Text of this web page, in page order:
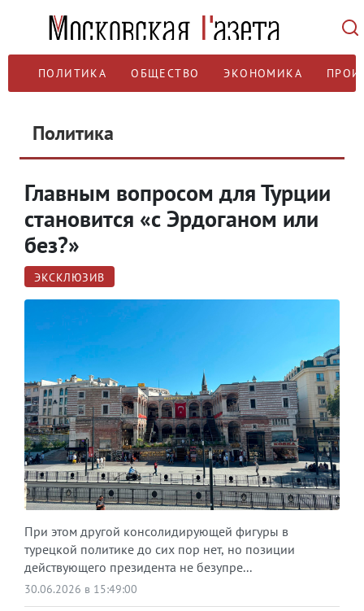
ПОЛИТИКА ОБЩЕСТВО ЭКОНОМИКА
Политика
Главным вопросом для Турции
становится «с Эрдоганом или
без?»
ЭКСКЛЮЗИВ
При этом другой консолидирующей фигуры в
турецкой политике до сих пор нет, но позиции
действующего президента не безупре...
30.06.2026 в 15:49:00